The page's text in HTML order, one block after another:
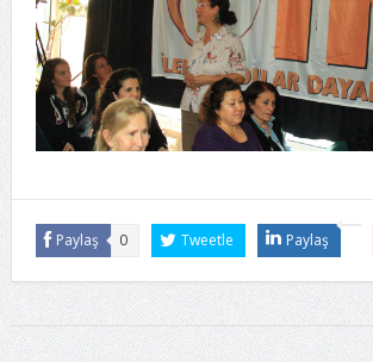
Paylaş 0 Tweetle Paylaş